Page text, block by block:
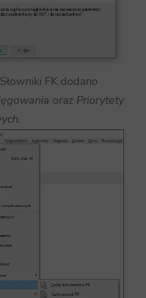
FK dodano
oraz Priorytety
.